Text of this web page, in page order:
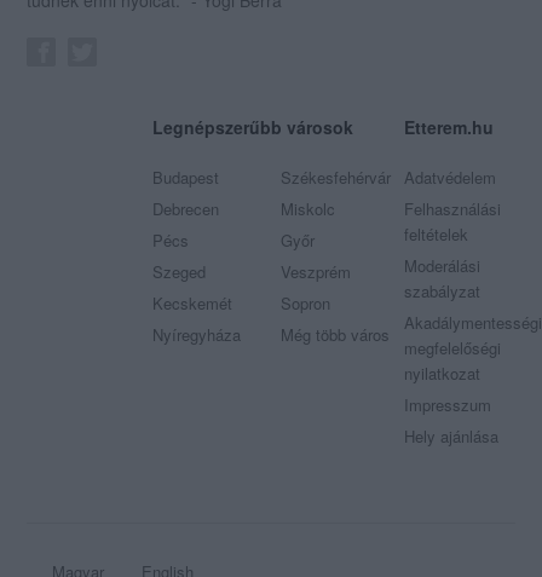
Legnépszerűbb városok
Budapest
Debrecen
Pécs
Szeged
Kecskemét
Nyíregyháza
Székesfehérvár
Miskolc
Győr
Veszprém
Sopron
Még több város
Etterem.hu
Adatvédelem
Felhasználási
feltételek
Moderálási
szabályzat
Akadálymentességi
megfelelőségi
nyilatkozat
Impresszum
Hely ajánlása
Magyar English